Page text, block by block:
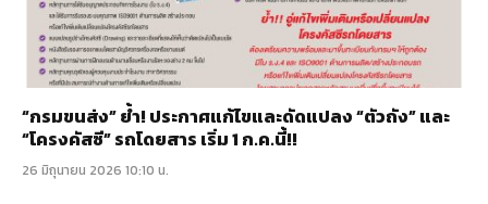
“กรมขนส่ง” ย้ำ! ประกาศแก้ไขและดัดแปลง “ตัวถัง” และ
“โครงคัสซี” รถโดยสาร เริ่ม 1 ก.ค.นี้!!
26 มิถุนายน 2026 10:10 น.